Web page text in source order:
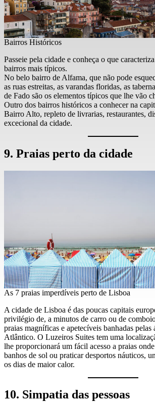
Bairros Históricos
Passeie pela cidade e conheça o que
bairros mais típicos.
No belo bairro de Alfama, que não pode
as ruas estreitas, as varandas floridas, as
de Fado são os elementos típicos que lhe vão
Outro dos bairros históricos a conhecer na
Bairro Alto, repleto de livrarias, restaurantes,
excecional da cidade.
9. Praias perto da cidade
As 7 praias imperdíveis perto de Lisboa
A cidade de Lisboa é das poucas capitais
privilégio de, a minutos de carro ou de
praias magníficas e apetecíveis banhadas pelas
Atlântico. O Luzeiros Suites tem uma
lhe proporcionará um fácil acesso a praias
banhos de sol ou praticar desportos náuticos,
os dias de maior calor.
10. Simpatia das pessoas